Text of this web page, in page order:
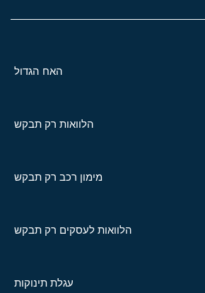
האח הגדול
הלוואות רק תבקש
מימון רכב רק תבקש
הלוואות לעסקים רק תבקש
עגלת תינוקות